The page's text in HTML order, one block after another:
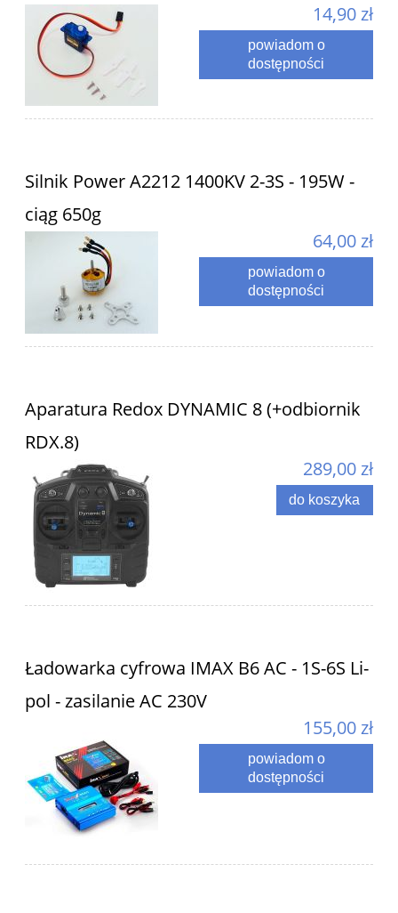
14,90 zł
powiadom o
dostępności
Silnik Power A2212 1400KV 2-3S - 195W -
ciąg 650g
64,00 zł
powiadom o
dostępności
Aparatura Redox DYNAMIC 8 (+odbiornik
RDX.8)
289,00 zł
do koszyka
Ładowarka cyfrowa IMAX B6 AC - 1S-6S Li-
pol - zasilanie AC 230V
155,00 zł
powiadom o
dostępności